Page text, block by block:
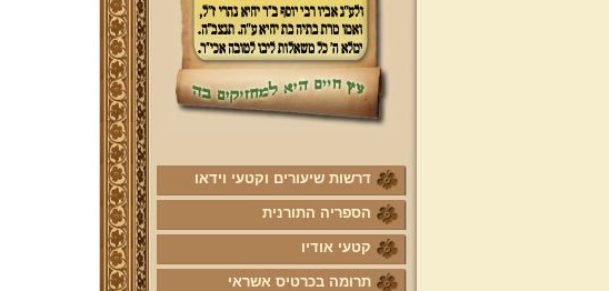
דרשות שיעורים וקטעי וידאו
הספריה התורנית
קטעי אודיו
תרומה בכרטיס אשראי